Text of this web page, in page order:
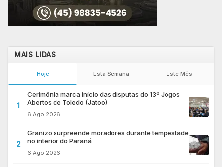
MAIS LIDAS
Hoje Esta Semana Este Mês
1
Cerimônia marca início das disputas do 13º Jogos
Abertos de Toledo (Jatoo)
6 Ago 2026
2
Granizo surpreende moradores durante tempestade
no interior do Paraná
6 Ago 2026